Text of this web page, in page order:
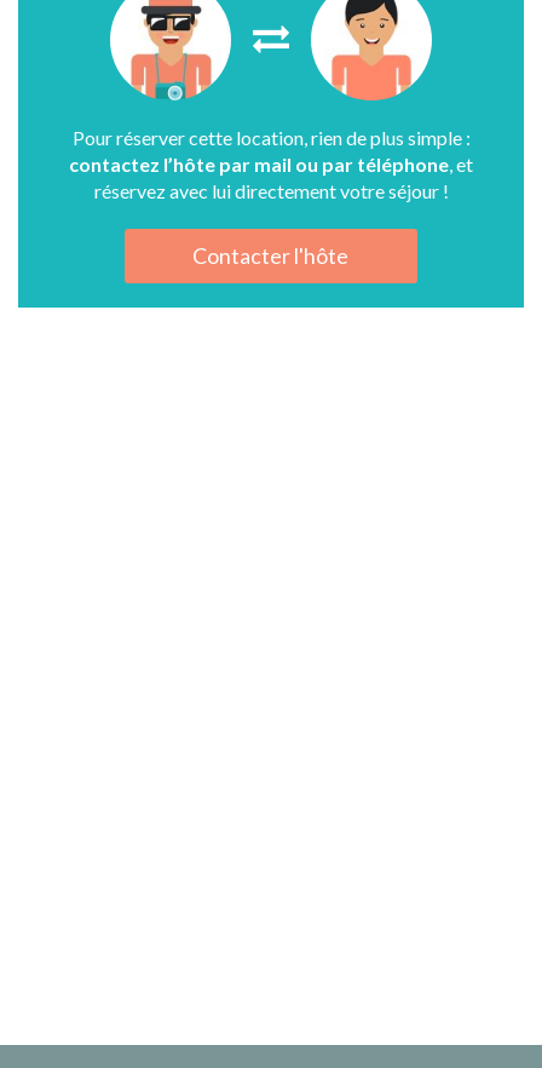
Pour réserver cette location, rien de plus simple :
contactez l’hôte par mail ou par téléphone , et
réservez avec lui directement votre séjour !
Contacter l'hôte